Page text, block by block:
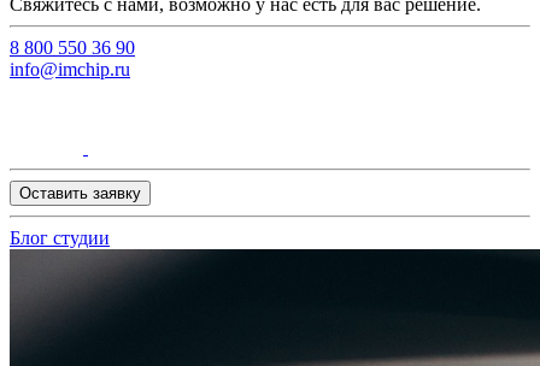
8 800 550 36 90
info@imchip.ru
Оставить заявку
Блог студии